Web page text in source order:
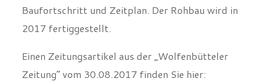
Baufortschritt und Zeitplan. Der Rohbau wird in
2017 fertiggestellt.
Einen Zeitungsartikel aus der „Wolfenbütteler
Zeitung“ vom 30.08.2017 finden Sie hier: